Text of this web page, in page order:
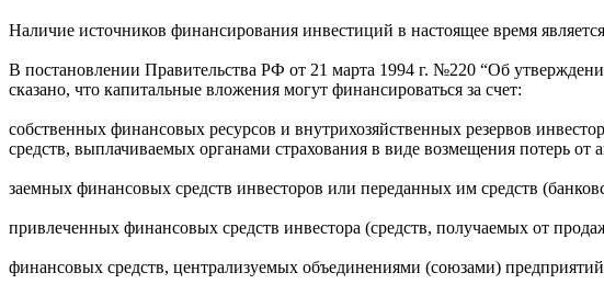
Наличие источников финансирования инвестиций в настоящее время
В постановлении Правительства РФ от 21 марта 1994 г. №220 “Об
сказано, что капитальные вложения могут финансироваться за счет:
собственных финансовых ресурсов и внутрихозяйственных резервов
средств, выплачиваемых органами страхования в виде возмещения потерь от
заемных финансовых средств инвесторов или переданных им средств
привлеченных финансовых средств инвестора (средств, получаемых от
финансовых средств, централизуемых объединениями (союзами)